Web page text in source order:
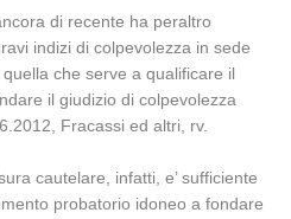
di recente ha peraltro
indizi di colpevolezza in sede
che serve a qualificare il
il giudizio di colpevolezza
Fracassi ed altri, rv.
cautelare, infatti, e’ sufficiente
probatorio idoneo a fondare